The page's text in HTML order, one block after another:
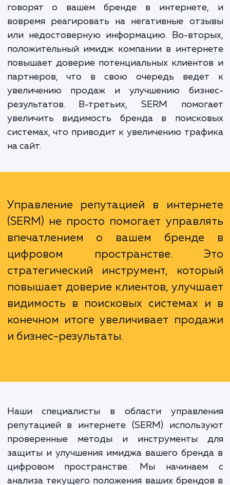
упоминаний, удаление негативных
создание положительного контента.
Преимущества SERM многочисленны.
первых, это помогает контролировать,
говорят о вашем бренде в
вовремя реагировать на негативные
или недостоверную информацию. Во-
положительный имидж компании в
повышает доверие потенциальных
увеличению продаж и улучшению
увеличить видимость бренда в
системах, что приводит к увеличению
на сайт.
Управление репутацией в
(SERM) не просто помогает
впечатлением о вашем
видимость в поисковых системах
конечном итоге увеличивает
и бизнес-результаты.